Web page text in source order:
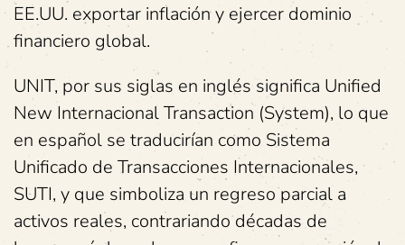
EE.UU. exportar inflación y ejercer dominio
financiero global.
UNIT, por sus siglas en inglés significa Unified
New Internacional Transaction (System), lo que
en español se traducirían como Sistema
Unificado de Transacciones Internacionales,
SUTI, y que simboliza un regreso parcial a
activos reales, contrariando décadas de